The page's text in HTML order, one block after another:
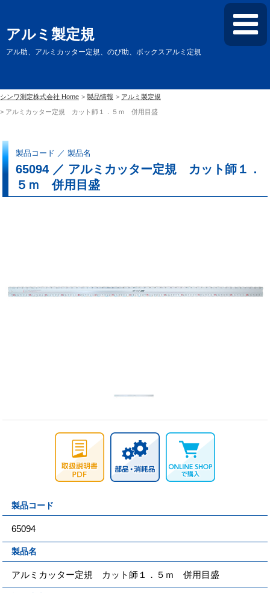
アルミ製定規
アル助、アルミカッター定規、のび助、ボックスアルミ定規
シンワ測定株式会社 Home 製品情報 アルミ製定規
アルミカッター定規 カット師１．５ｍ 併用目盛
製品コード ／ 製品名
65094 ／ アルミカッター定規 カット師１．
５ｍ 併用目盛
製品コード
65094
製品名
アルミカッター定規 カット師１．５ｍ 併用目盛